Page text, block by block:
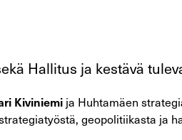
Hallitus ja kestävä
Kiviniemi ja Huhtamäen
geopolitiikasta ja